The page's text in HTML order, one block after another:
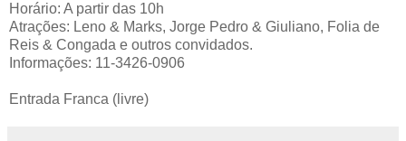
Horário: A partir das 10h
Atrações: Leno & Marks, Jorge Pedro & Giuliano, Folia de
Reis & Congada e outros convidados.
Informações: 11-3426-0906
Entrada Franca (livre)